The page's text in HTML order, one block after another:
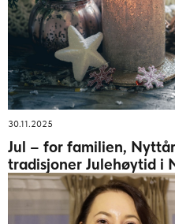
30.11.2025
Jul – for familien,
tradisjoner Julehøytid i